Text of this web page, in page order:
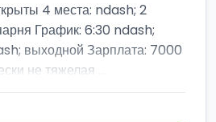
4 места: ndash; 2
График: 6:30 ndash;
выходной Зарплата: 7000
не тяжелая ...